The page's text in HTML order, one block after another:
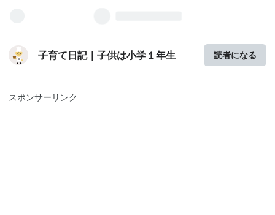
子育て日記｜子供は小学１年生 読者になる
スポンサーリンク